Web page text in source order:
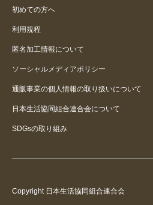
初めての方へ
利用規程
匿名加工情報について
ソーシャルメディアポリシー
通販事業の個人情報の取り扱いについて
日本生活協同組合連合会について
SDGsの取り組み
Copyright 日本生活協同組合連合会